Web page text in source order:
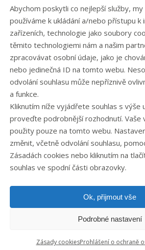
Abychom poskytli co nejlepší služby,
používáme k ukládání a/nebo přístupu k
zařízeních, technologie jako soubory
těmito technologiemi nám a našim
zpracovávat osobní údaje, jako je
nebo jedinečná ID na tomto webu.
odvolání souhlasu může nepříznivě
a funkce.
Kliknutím níže vyjádřete souhlas s výše
proveďte podrobnější rozhodnutí. Vaše
použity pouze na tomto webu.
změnit, včetně odvolání souhlasu,
Zásadách cookies nebo kliknutím na
souhlas ve spodní části obrazovky.
Ok, přijmout vše
Podrobné nastavení
Zásady cookiesProhlášení o ochraně
Eshop
Rubriky článků
Články
Podcast
Případové studie
Realizované zakázky
Slovník
Zaměstnání